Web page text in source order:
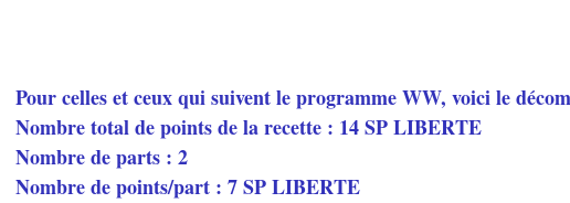
Pour celles et ceux qui suivent le programme WW, voici le
Nombre total de points de la recette : 14 SP LIBERTE
Nombre de parts : 2
Nombre de points/part : 7 SP LIBERTE